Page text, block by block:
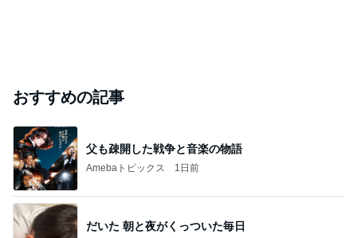
おすすめの記事
父も疎開した戦争と音楽の物語
Amebaトピックス 1日前
だいた 朝と夜がくっついた毎日